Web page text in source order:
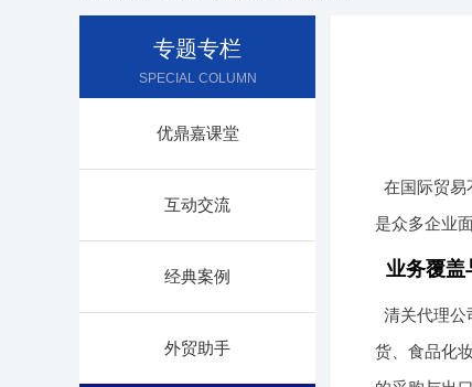
专题专栏
SPECIAL COLUMN
优鼎嘉课堂
互动交流
经典案例
外贸助手
在国际贸易
是众多企业
业务覆盖
清关代理公
货、食品化